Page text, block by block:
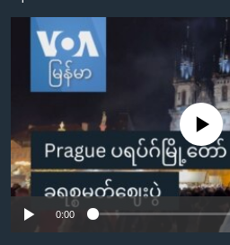
စာမျက်နှာ
သို့
ကျော်
ကြည့်
မကြေးမုံရဲ့ အင်္ဂလိပ်စာ
ရုပ်ရှင်ထဲက အင်္ဂလိပ်စာ
ရေဒီယို
ရေဒီယိုနှင့်ရုပ်သံ အချက်အလက်များ
ရေဒီယို/တီဗွီအစီအစဉ်
Learning English
ဗွီအိုအေ လူမှုကွန်ယက်များ
No media source
0:00